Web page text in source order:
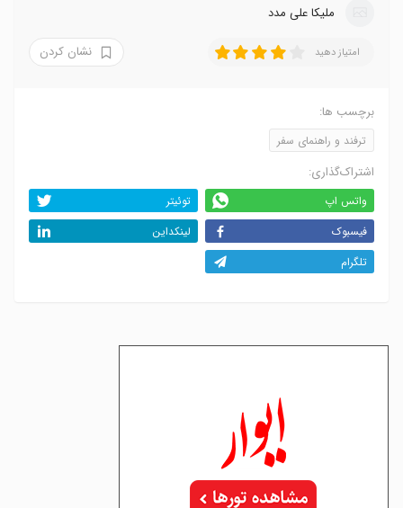
ملیکا علی مدد
امتیاز دهید نشان کردن
برچسب ها:
ترفند و راهنمای سفر
اشتراک‌گذاری:
واتس اپ
توئیتر
فیسبوک
لینکداین
تلگرام